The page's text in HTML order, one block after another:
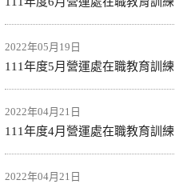
2022年05月19日
111年度5月營運處在職教育訓練
2022年04月21日
111年度4月營運處在職教育訓練
2022年04月21日